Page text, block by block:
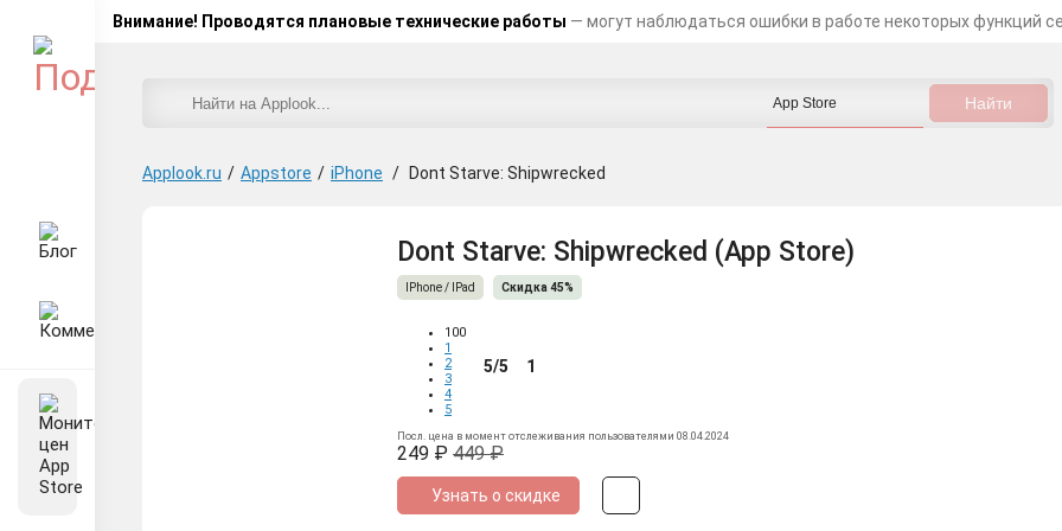
Внимание! Проводятся плановые технические работы — могут наблюдаться ошибки в работе некоторых функций
Applook.ru / Appstore / iPhone / Dont Starve: Shipwrecked
Dont Starve: Shipwrecked (App Store)
IPhone / IPad Скидка 45%
100
1
2
3
4
5
5/5 1
Посл. цена в момент отслеживания пользователями 08.04.2024
249 ₽ 449 ₽
Узнать о скидке